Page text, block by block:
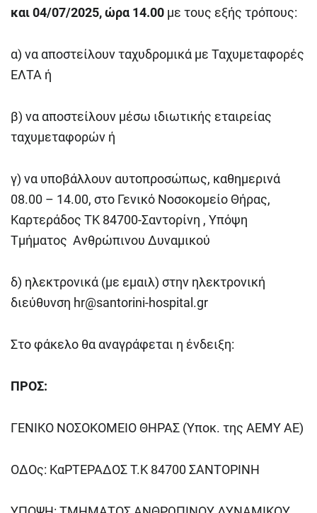
και 04/07/2025, ώρα 14.00 με τους εξής τρόπους:
α) να αποστείλουν ταχυδρομικά με Ταχυμεταφορές
ΕΛΤΑ ή
β) να αποστείλουν μέσω ιδιωτικής εταιρείας
ταχυμεταφορών ή
γ) να υποβάλλουν αυτοπροσώπως, καθημερινά
08.00 – 14.00, στο Γενικό Νοσοκομείο Θήρας,
Καρτεράδος ΤΚ 84700-Σαντορίνη , Υπόψη
Τμήματος Ανθρώπινου Δυναμικού
δ) ηλεκτρονικά (με εμαιλ) στην ηλεκτρονική
διεύθυνση hr@santorini-hospital.gr
Στο φάκελο θα αναγράφεται η ένδειξη:
ΠΡΟΣ:
ΓΕΝΙΚΟ ΝΟΣΟΚΟΜΕΙΟ ΘΗΡΑΣ (Υποκ. της ΑΕΜΥ ΑΕ)
ΟΔΟς: ΚαΡΤΕΡΑΔΟΣ Τ.Κ 84700 ΣΑΝΤΟΡΙΝΗ